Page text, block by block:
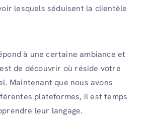
lesquels séduisent la clientèle
à une certaine ambiance et
de découvrir où réside votre
Maintenant que nous avons
plateformes, il est temps
leur langage.